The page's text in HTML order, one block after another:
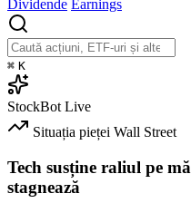
Dividende Earnings
⌘ K
StockBot Live
Situația pieței Wall Street
Tech susține raliul pe
stagnează